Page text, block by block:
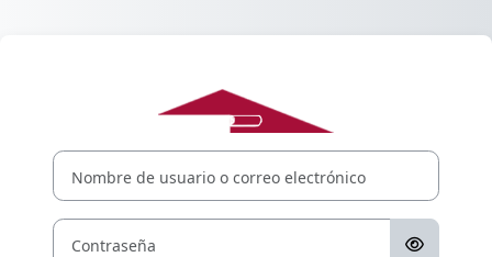
Entrar a
Nombre de usuario o correo electrónico
Contraseña